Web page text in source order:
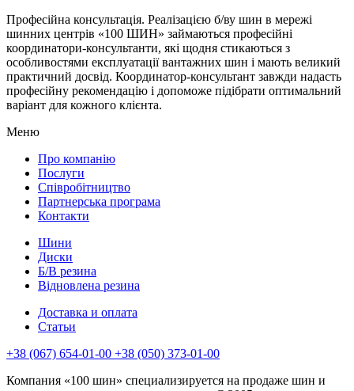
Професійна консультація. Реалізацією б/ву шин в мережі
шинних центрів «100 ШИН» займаються професійні
координатори-консультанти, які щодня стикаються з
особливостями експлуатації вантажних шин і мають великий
практичний досвід. Координатор-консультант завжди надасть
професійну рекомендацію і допоможе підібрати оптимальний
варіант для кожного клієнта.
Меню
Про компанію
Послуги
Співробітництво
Партнерська програма
Контакти
Шини
Диски
Б/В резина
Відновлена резина
Доставка и оплата
Статьи
+38 (067) 654-01-00 +38 (050) 373-01-00
Компания «100 шин» специализируется на продаже шин и